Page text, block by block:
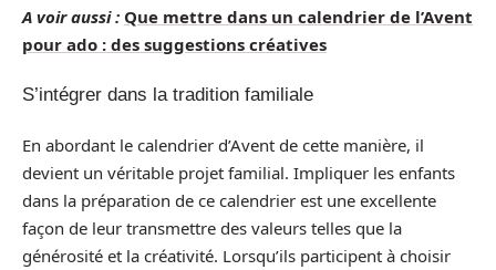
A voir aussi : Que mettre dans un calendrier de l’Avent
pour ado : des suggestions créatives
S’intégrer dans la tradition familiale
En abordant le calendrier d’Avent de cette manière, il
devient un véritable projet familial. Impliquer les enfants
dans la préparation de ce calendrier est une excellente
façon de leur transmettre des valeurs telles que la
générosité et la créativité. Lorsqu’ils participent à choisir